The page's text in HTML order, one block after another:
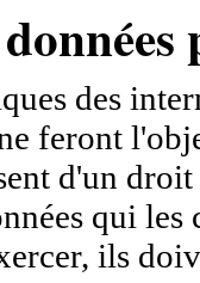
des
feront
d'un
qui
ils